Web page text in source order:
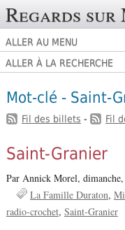
Regards
ALLER AU MENU
ALLER À LA RECHERCHE
Mot-clé - Saint-
Fil des billets - Fil
Saint-Granier
Par Annick Morel,
La Famille Duraton
radio-crochet Saint-Granier